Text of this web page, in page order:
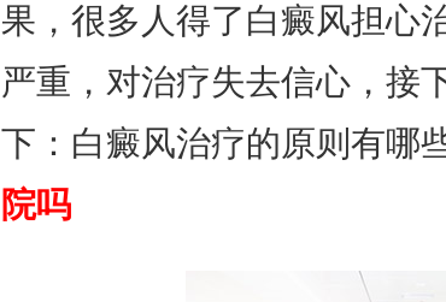
果，很多人得了白癜风担心
严重，对治疗失去信心，接
下：白癜风治疗的原则有哪
院吗